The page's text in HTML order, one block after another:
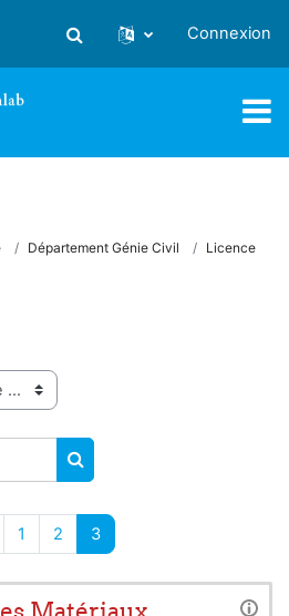
Activer/désactiver la saisie
Connexion
Département Génie Civil
Licence
RECHERCHER DES
Page précédente
1 Page 1
2 Page 2
3Page 3